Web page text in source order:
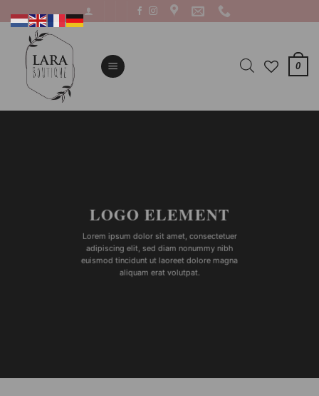
naar
inhoud
0
LOGO ELEMENT
Lorem ipsum dolor sit amet, consectetuer
adipiscing elit, sed diam nonummy nibh
euismod tincidunt ut laoreet dolore magna
aliquam erat volutpat.